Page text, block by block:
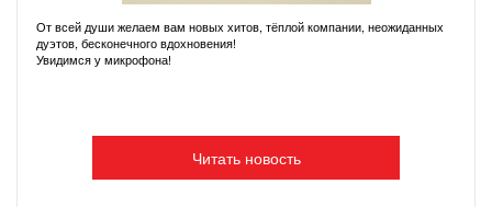
От всей души желаем вам новых хитов, тёплой компании, неожиданных
дуэтов, бесконечного вдохновения!
Увидимся у микрофона!
Читать новость